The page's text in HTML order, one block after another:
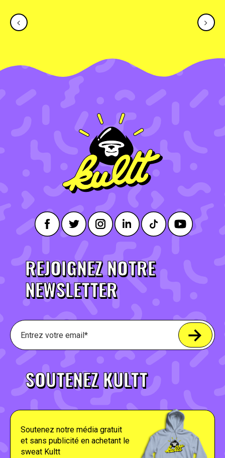
REJOIGNEZ NOTRE
NEWSLETTER
SOUTENEZ KULTT
Soutenez notre média gratuit
et sans publicité en achetant le
sweat Kultt